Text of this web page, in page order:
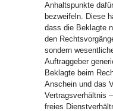
Anhaltspunkte
bezweifeln. Diese
dass die Beklagte
den
sondern
Auftraggeber
Beklagte beim
Anschein und das
Vertragsverhältnis
freies